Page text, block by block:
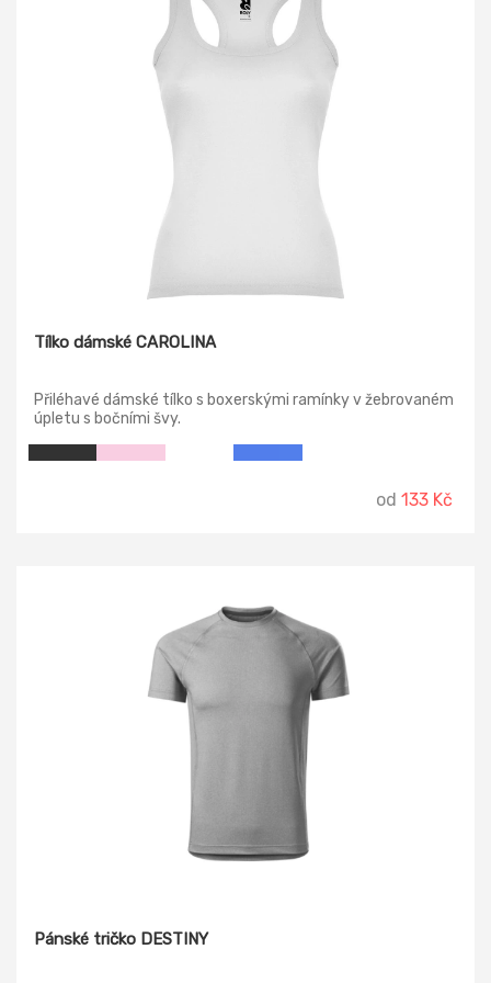
Tílko dámské CAROLINA
Přiléhavé dámské tílko s boxerskými ramínky v žebrovaném
úpletu s bočními švy.
od 133 Kč
Pánské tričko DESTINY